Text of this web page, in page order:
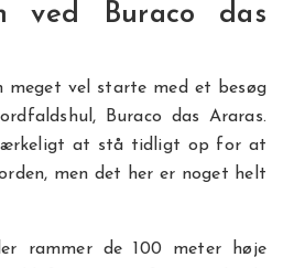
ved Buraco das
meget vel starte med et besøg
Buraco das Araras.
at stå tidligt op for at
men det her er noget helt
rammer de 100 meter høje